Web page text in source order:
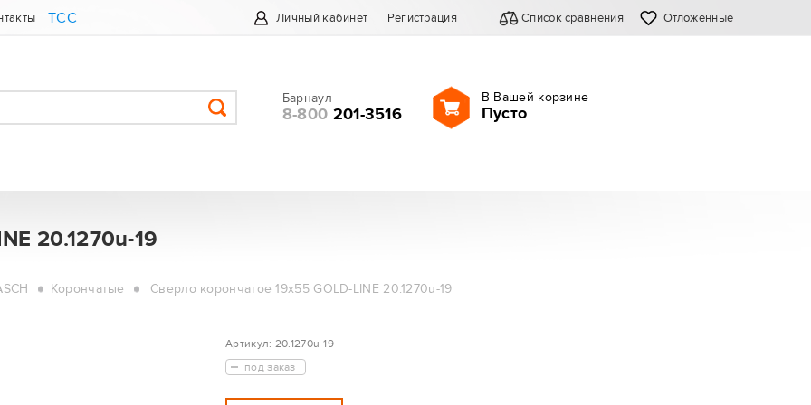
ТСС Личный кабинет Регистрация Список сравнения Отложенные
Барнаул
8-800 201-3516
В Вашей корзине
Пусто
20.1270u-19
Корончатые Сверло корончатое 19х55 GOLD-LINE 20.1270u-19
Артикул: 20.1270u-19
под заказ